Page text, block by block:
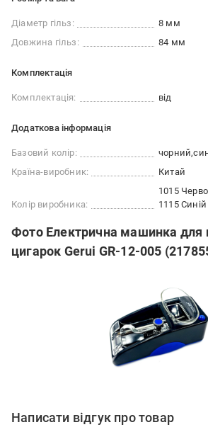
Діаметр гільз:
8 мм
Довжина гільз:
84 мм
Комплектація
Комплектація: від
Додаткова інформація
Базовий колір: чорний
Країна-виробник:
Китай
Колір виробника:
1015
1115 Синій
Фото Електрична машинка для
цигарок Gerui GR-12-005
Написати відгук про товар